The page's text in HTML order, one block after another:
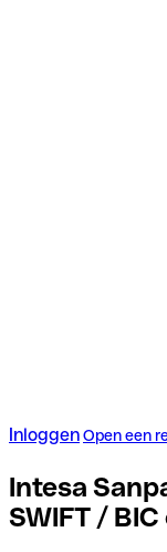
InloggenOpen een
Intesa
SWIFT /